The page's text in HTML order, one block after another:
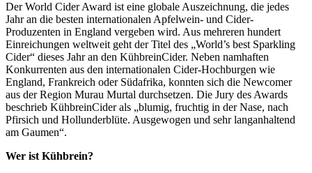
Der World Cider Award ist eine globale Auszeichnung, die jedes
Jahr an die besten internationalen Apfelwein- und Cider-
Produzenten in England vergeben wird. Aus mehreren hundert
Einreichungen weltweit geht der Titel des „World’s best Sparkling
Cider“ dieses Jahr an den KühbreinCider. Neben namhaften
Konkurrenten aus den internationalen Cider-Hochburgen wie
England, Frankreich oder Südafrika, konnten sich die Newcomer
aus der Region Murau Murtal durchsetzen. Die Jury des Awards
beschrieb KühbreinCider als „blumig, fruchtig in der Nase, nach
Pfirsich und Hollunderblüte. Ausgewogen und sehr langanhaltend
am Gaumen“.
Wer ist Kühbrein?